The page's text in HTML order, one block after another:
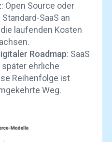
: Open Source oder
SaaS an
laufenden Kosten
Roadmap: SaaS
später ehrliche
Reihenfolge ist
Weg.